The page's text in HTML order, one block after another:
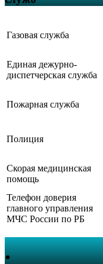
Газовая служба
Единая дежурно-
диспетчерская служба
Пожарная служба
Полиция
Скорая медицинская
помощь
Телефон доверия
главного управления
МЧС России по РБ
.